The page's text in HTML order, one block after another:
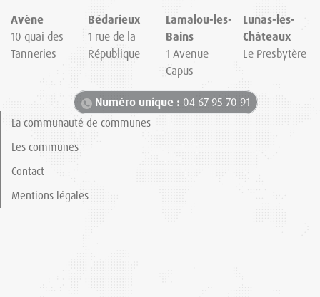
Avène
10 quai des
Tanneries
Bédarieux
1 rue de la
République
Lamalou-les-
Bains
1 Avenue
Capus
Lunas-les-
Châteaux
Le Presbytère
Numéro unique : 04 67 95 70 91
La communauté de communes
Les communes
Contact
Mentions légales